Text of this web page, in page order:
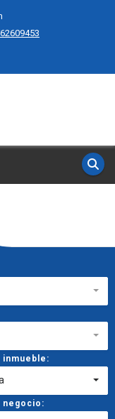
inmueble:
negocio: